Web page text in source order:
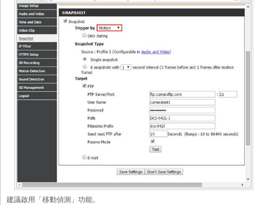
建議啟用「移動偵測」功能。